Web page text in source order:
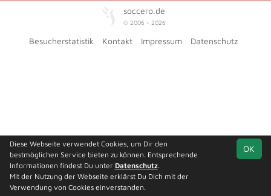
soccero.de
© 2006 - 2026
Besucherstatistik Kontakt Impressum Datenschutz
OK
Diese Webseite verwendet Cookies, um Dir den
bestmöglichen Service bieten zu können. Entsprechende
Informationen findest Du unter Datenschutz.
Mit der Nutzung der Webseite erklärst Du Dich mit der
Verwendung von Cookies einverstanden.